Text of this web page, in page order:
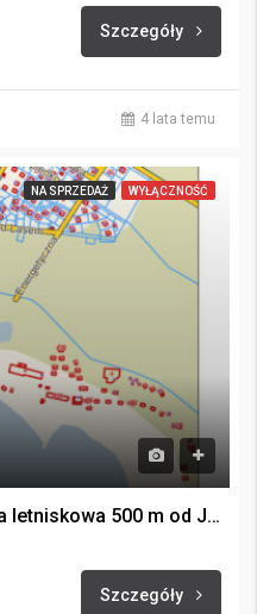
Szczegóły
4 lata temu
NA SPRZEDAŻ WYŁĄCZNOŚĆ
TURAWA. Bez PCC!!! Działka letniskowa 500 m od Jeziora Dużego
Szczegóły